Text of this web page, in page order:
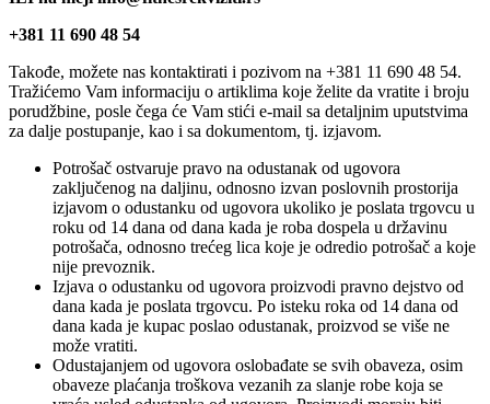
+381 11 690 48 54
Takođe, možete nas kontaktirati i pozivom na +381 11 690 48 54.
Tražićemo Vam informaciju o artiklima koje želite da vratite i broju
porudžbine, posle čega će Vam stići e-mail sa detaljnim uputstvima
za dalje postupanje, kao i sa dokumentom, tj. izjavom.
Potrošač ostvaruje pravo na odustanak od ugovora
zaključenog na daljinu, odnosno izvan poslovnih prostorija
izjavom o odustanku od ugovora ukoliko je poslata trgovcu u
roku od 14 dana od dana kada je roba dospela u državinu
potrošača, odnosno trećeg lica koje je odredio potrošač a koje
nije prevoznik.
Izjava o odustanku od ugovora proizvodi pravno dejstvo od
dana kada je poslata trgovcu. Po isteku roka od 14 dana od
dana kada je kupac poslao odustanak, proizvod se više ne
može vratiti.
Odustajanjem od ugovora oslobađate se svih obaveza, osim
obaveze plaćanja troškova vezanih za slanje robe koja se